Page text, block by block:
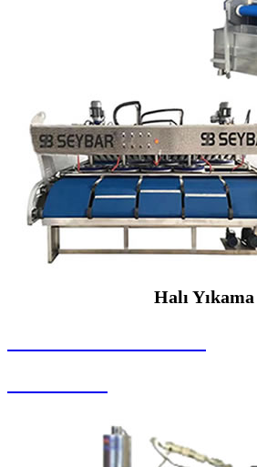
Halı Yıkama